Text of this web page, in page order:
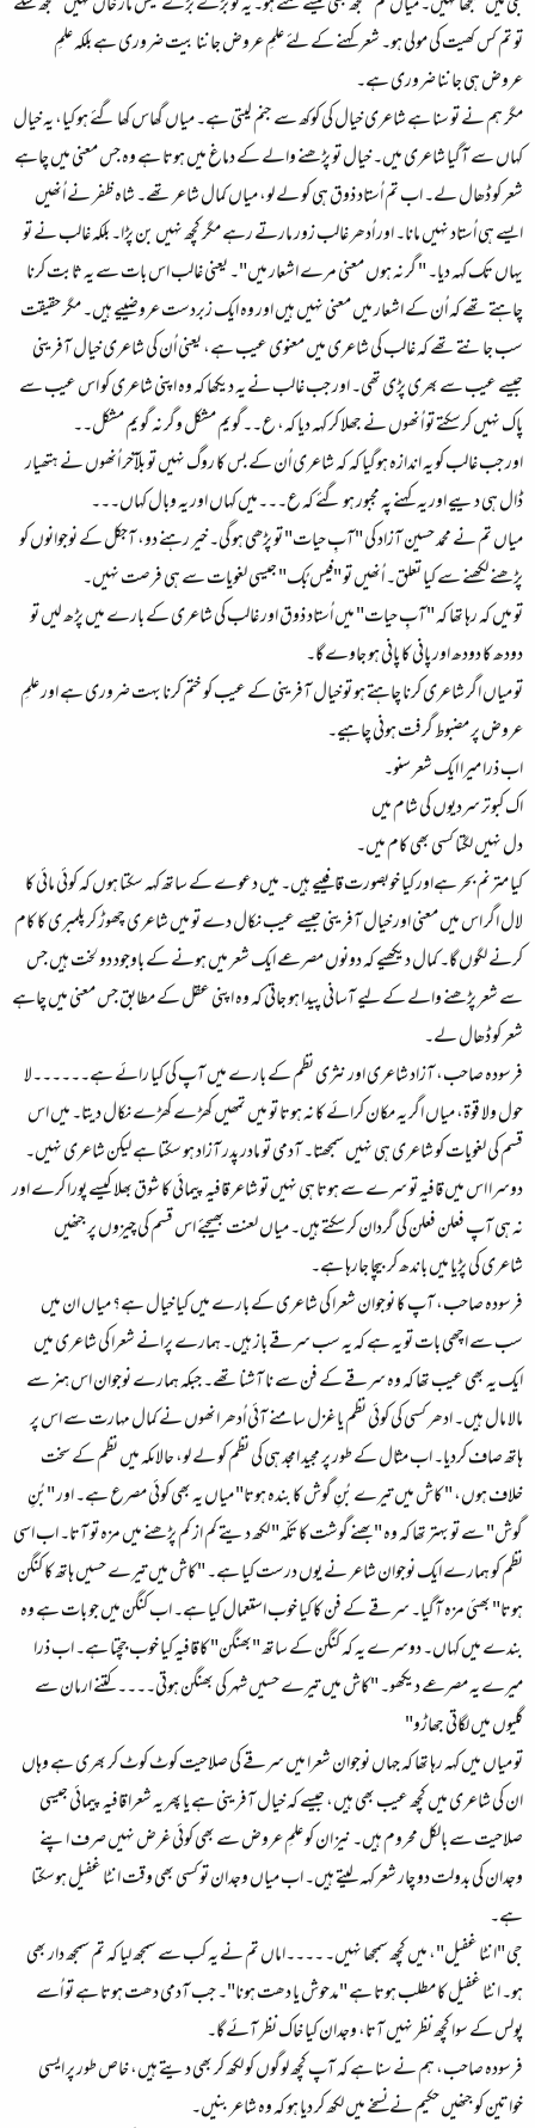
تو تم کس کھیت کی مولی ہو۔ شعر کہنے کے لئے علمِ عروض جاننا بیت ضروری ہے بلکہ علمِ
عروض ہی جاننا ضروری ہے۔
مگر ہم نے تو سنا ہے شاعری خیال کی کوکھ سے جنم لیتی ہے۔ میاں گھاس کھا گئے ہو کیا، یہ خیال
کہاں سے آگیا شاعری میں۔ خیال تو پڑھنے والے کے دماغ میں ہوتا ہے وہ جس معنی میں چاہے
شعر کو ڈھال لے۔ اب تم اُستاد ذوق ہی کو لے لو، میاں کمال شاعر تھے۔ شاہ ظفر نے اُنھیں
ایسے ہی اُستاد نہیں مانا۔ اور اُدھر غالب زور مارتے رہے مگر کچھ نہیں بن پڑا۔ بلکہ غالب نے تو
یہاں تک کہہ دیا۔ " گر نہ ہوں معنی مرے اشعار میں"۔ یعنی غالب اس بات سے یہ ثابت کرنا
چاہتے تھے کہ اُن کے اشعار میں معنی نہیں ہیں اور وہ ایک زبردست عروضییے ہیں۔ مگر حقیقت
سب جانتے تھے کہ غالب کی شاعری میں معنوی عیب ہے، یعنی اُن کی شاعری خیال آفرینی
جیسے عیب سے بھری پڑی تھی۔ اور جب غالب نے یہ دیکھا کہ وہ اپنی شاعری کو اس عیب سے
پاک نہیں کرسکتے تو اُنھوں نے جھلا کر کہہ دیا کہ، ع۔۔گویم مشکل وگر نہ گویم مشکل۔۔
اور جب غالب کو یہ اندازہ ہوگیا کہ کہ شاعری اُن کے بس کا روگ نہیں تو بلآخر اُنھوں نے ہتھیار
ڈال ہی دییے اور یہ کہنے پہ مجبور ہو گئے کہ ع۔۔۔میں کہاں اور یہ وبال کہاں۔۔۔
میاں تم نے محمد حسین آزاد کی "آبِ حیات" تو پڑھی ہو گی۔ خیر رہنے دو، آجکل کے نوجوانوں کو
پڑھنے لکھنے سے کیا تعلق۔ اُنھیں تو "فیس بُک" جیسی لغویات سے ہی فرصت نہیں۔
تو میں کہ رہا تھا کہ "آبِ حیات" میں اُستاد ذوق اور غالب کی شاعری کے بارے میں پڑھ لیں تو
دودھ کا دودھ اور پانی کا پانی ہو جاوے گا۔
تو میاں اگر شاعری کرنا چاہتے ہو تو خیال آفرینی کے عیب کو ختم کرنا بہت ضروری ہے اور علمِ
عروض پر مضبوط گرفت ہونی چاہیے۔
اب ذرا میرا ایک شعر سنو۔
اک کبوتر سردیوں کی شام میں
دل نہیں لگتا کسی بھی کام میں۔
کیا مترنم بحر ہےاور کیا خوبصورت قافییے ہیں۔ میں دعوے کے ساتھ کہہ سکتا ہوں کہ کوئی مائی کا
لال اگر اس میں معنی اور خیال آفرینی جیسے عیب نکال دے تو میں شاعری چھوڑ کر پلمبری کا کام
کرنے لگوں گا۔ کمال دیکھیے کہ دونوں مصرعے ایک شعر میں ہونے کے باوجود دو لخت ہیں جس
سے شعر پڑھنے والے کے لیے آسانی پیدا ہو جاتی کہ وہ اپنی عقل کے مطابق جس معنی میں چاہے
شعر کو ڈھال لے۔
فرسودہ صاحب، آزاد شاعری اور نثری نظم کے بارے میں آپ کی کیا رائے ہے۔۔۔۔۔۔لا
حول ولا قوة، میاں اگر یہ مکان کرائے کا نہ ہوتا تو میں تمھیں کھڑے کھڑے نکال دیتا۔ میں اس
قسم کی لغویات کو شاعری ہی نہیں سمجھتا۔ آدمی تو مادر پدر آزاد ہو سکتا ہے لیکن شاعری نہیں۔
دوسرا اس میں قافیہ تو سرے سے ہوتا ہی نہیں تو شاعر قافیہ پیمائی کا شوق بھلا کیسے پورا کرے اور
نہ ہی آپ فعلن فعلن کی گردان کرسکتے ہیں۔ میاں لعنت بھیجئے اس قسم کی چیزوں پر جنھیں
شاعری کی پڑیا میں باندھ کر بیچا جارہا ہے۔
فرسودہ صاحب، آپ کا نوجوان شعرا کی شاعری کے بارے میں کیا خیال ہے؟ میاں ان میں
سب سے اچھی بات تو یہ ہے کہ یہ سب سرقے باز ہیں۔ ہمارے پرانے شعرا کی شاعری میں
ایک یہ بھی عیب تھا کہ وہ سرقے کے فن سے نا آشنا تھے۔ جبکہ ہمارے نوجوان اس ہنر سے
مالا مال ہیں۔ ادھر کسی کی کوئی نظم یا غزل سامنے آئی اُدھر انھوں نے کمال مہارت سے اس پر
ہاتھ صاف کردیا۔ اب مثال کے طور پر مجید امجد ہی کی نظم کو لے لو، حالاںکہ میں نظم کے سخت
خلاف ہوں، " کاش میں تیرے بُنِ گوش کا بندہ ہوتا" میاں یہ بھی کوئی مصرع ہے۔ اور "بُنِ
گوش" سے تو بہتر تھا کہ وہ "بھنے گوشت کا تکّہ" لکھ دیتے کم از کم پڑھنے میں مزہ تو آتا۔ اب اسی
نظم کو ہمارے ایک نوجوان شاعر نے یوں درست کیا ہے۔ "کاش میں تیرے حسیں ہاتھ کا کنگن
ہوتا" بھئی مزہ آگیا۔ سرقے کے فن کا کیا خوب استعمال کیا ہے۔ اب کنگن میں جو بات ہے وہ
بندے میں کہاں۔ دوسرے یہ کہ کنگن کے ساتھ "بھنگن" کا قافیہ کیا خوب جچتا ہے۔ اب ذرا
میرے یہ مصرعے دیکھو۔ "کاش میں تیرے حسیں شہر کی بھنگن ہوتی۔۔۔۔کتنے ارمان سے
گلیوں میں لگاتی جھاڑو"
تو میاں میں کہہ رہا تھا کہ جہاں نوجوان شعرا میں سرقے کی صلاحیت کوٹ کوٹ کر بھری ہے وہاں
ان کی شاعری میں کچھ عیب بھی ہیں، جیسے کہ خیال آفرینی ہے یا پھر یہ شعرا قافیہ پیمائی جیسی
صلاحیت سے بالکل محروم ہیں۔ نیز ان کو علمِ عروض سے بھی کوئی غرض نہیں صرف اپنے
وجدان کی بدولت دو چار شعر کہہ لیتے ہیں۔ اب میاں وجدان تو کسی بھی وقت انٹا غفیل ہوسکتا
ہے۔
جی "انٹا غفیل"، میں کچھ سمجھا نہیں۔ ۔۔۔۔اماں تم نے یہ کب سے سمجھ لیا کہ تم سمجھ دار بھی
ہو۔ انٹا غفیل کا مطلب ہوتا ہے "مدحوش یا دھت ہونا"۔ جب آدمی دھت ہوتا ہے تو اُسے
پولس کے سوا کچھ نظر نہیں آتا، وجدان کیا خاک نظر آئے گا۔
فرسودہ صاحب، ہم نے سنا ہے کہ آپ کچھ لوگوں کو لکھ کر بھی دیتے ہیں، خاص طور پر ایسی
خواتین کو جنھیں حکیم نے نسخے میں لکھ کر دیا ہو کہ وہ شاعر بنیں۔